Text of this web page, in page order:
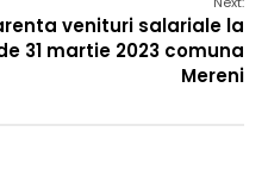
venituri salariale la
31 martie 2023 comuna
Mereni